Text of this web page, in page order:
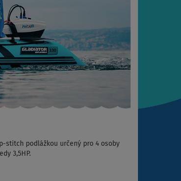
stitch podlážkou určený pro 4 osoby
3,5HP.